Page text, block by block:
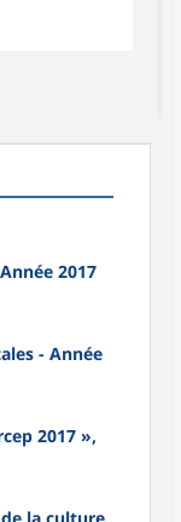
2017
- Année
2017 »,